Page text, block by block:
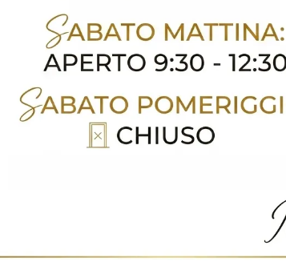
Se cerchi mobili soggiorno e pareti attrezzate classiche, opta per il modello Maestrale 07 Classico di Scandola: clicca e scopri di più!
Maestrale 05